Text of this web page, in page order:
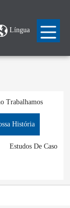
Língua
Trabalhamos
História
Estudos De Caso